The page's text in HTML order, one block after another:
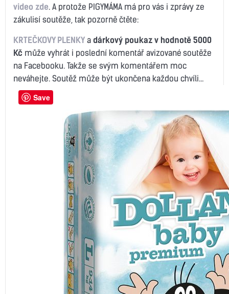
video zde. A protože PIGYMÁMA má pro vás i zprávy ze
zákulisí soutěže, tak pozorně čtěte:
KRTEČKOVY PLENKY a dárkový poukaz v hodnotě 5000
Kč může vyhrát i poslední komentář avizované soutěže
na Facebooku. Takže se svým komentářem moc
neváhejte. Soutěž může být ukončena každou chvíli…
Save